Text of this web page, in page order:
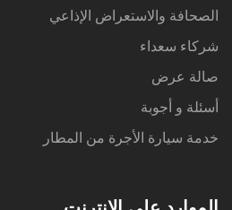
الصحافة والاستعراض الإذاعي
شركاء سعداء
صالة عرض
أسئلة و أجوبة
خدمة سيارة الأجرة من المطار